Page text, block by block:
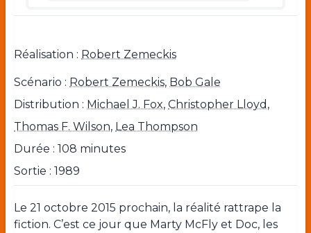
Réalisation : Robert Zemeckis
Scénario : Robert Zemeckis, Bob Gale
Distribution : Michael J. Fox, Christopher Lloyd ,
Thomas F. Wilson, Lea Thompson
Durée : 108 minutes
Sortie : 1989
Le 21 octobre 2015 prochain, la réalité rattrape la
fiction. C’est ce jour que Marty McFly et Doc, les